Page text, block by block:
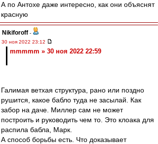
А по Антохе даже интересно, как они объяснят
красную
Nikiforoff -
30 ноя 2022 23:12
mmmmm » 30 ноя 2022 22:59
Галимая ветхая структура, рано или поздно
рушится, какое бабло туда не засылай. Как
забор на даче. Миллер сам не может
построить и руководить чем то. Это клоака для
распила бабла, Марк.
А способ борьбы есть. Что доказывает